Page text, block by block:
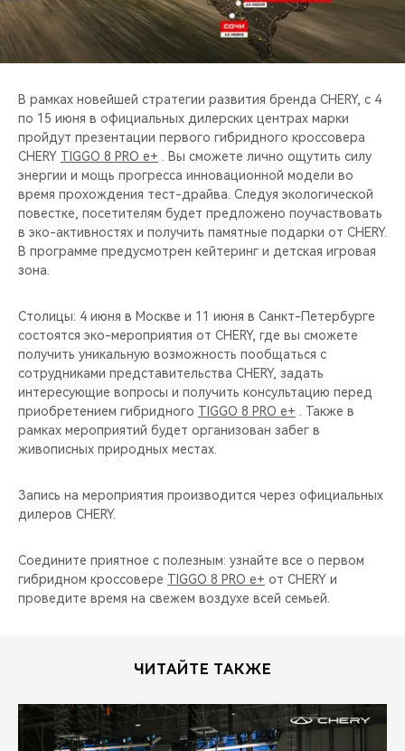
CHERY И СПОРТ
НАШИ МЕРОПРИЯТИЯ
ВИДЕООБЗОРЫ
CHERY ДЛЯ ДЕТЕЙ
В рамках новейшей стратегии развития бренда CHERY, с 4
по 15 июня в официальных дилерских центрах марки
пройдут презентации первого гибридного кроссовера
CHERY TIGGO 8 PRO e+ . Вы сможете лично ощутить силу
энергии и мощь прогресса инновационной модели во
время прохождения тест-драйва. Следуя экологической
повестке, посетителям будет предложено поучаствовать
в эко-активностях и получить памятные подарки от CHERY.
В программе предусмотрен кейтеринг и детская игровая
зона.
Столицы: 4 июня в Москве и 11 июня в Санкт-Петербурге
состоятся эко-мероприятия от CHERY, где вы сможете
получить уникальную возможность пообщаться с
сотрудниками представительства CHERY, задать
интересующие вопросы и получить консультацию перед
приобретением гибридного TIGGO 8 PRO e+ . Также в
рамках мероприятий будет организован забег в
живописных природных местах.
Запись на мероприятия производится через официальных
дилеров CHERY.
Соедините приятное с полезным: узнайте все о первом
гибридном кроссовере TIGGO 8 PRO e+ от CHERY и
проведите время на свежем воздухе всей семьей.
ЧИТАЙТЕ ТАКЖЕ